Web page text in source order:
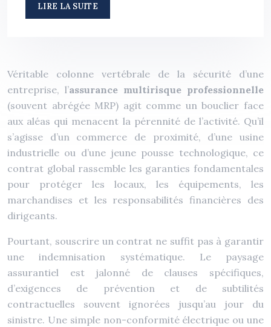
LIRE LA SUITE
Véritable colonne vertébrale de la sécurité d’une
entreprise, l’assurance multirisque professionnelle
(souvent abrégée MRP) agit comme un bouclier face
aux aléas qui menacent la pérennité de l’activité. Qu’il
s’agisse d’un commerce de proximité, d’une usine
industrielle ou d’une jeune pousse technologique, ce
contrat global rassemble les garanties fondamentales
pour protéger les locaux, les équipements, les
marchandises et les responsabilités financières des
dirigeants.
Pourtant, souscrire un contrat ne suffit pas à garantir
une indemnisation systématique. Le paysage
assurantiel est jalonné de clauses spécifiques,
d’exigences de prévention et de subtilités
contractuelles souvent ignorées jusqu’au jour du
sinistre. Une simple non-conformité électrique ou une